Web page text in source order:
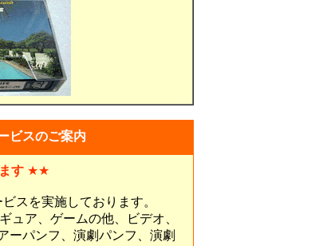
ビスのご案内
す ★★
スを実施しております。
ュア、ゲームの他、ビデオ、
ーパンフ、演劇パンフ、演劇